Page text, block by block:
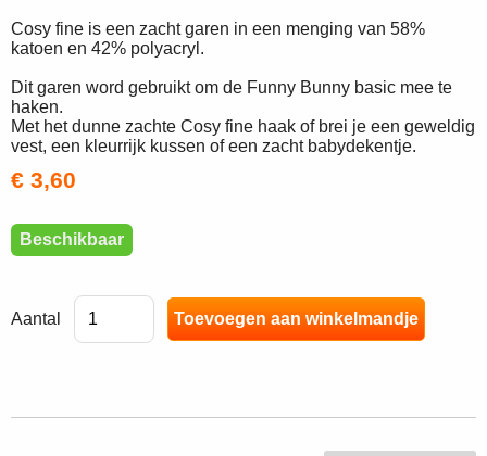
Cosy fine is een zacht garen in een menging van 58%
katoen en 42% polyacryl.
Dit garen word gebruikt om de Funny Bunny basic mee te
haken.
Met het dunne zachte Cosy fine haak of brei je een geweldig
vest, een kleurrijk kussen of een zacht babydekentje.
€ 3,60
Beschikbaar
Aantal